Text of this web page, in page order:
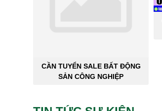
CẦN TUYỂN SALE BẤT ĐỘNG
SẢN CÔNG NGHIỆP